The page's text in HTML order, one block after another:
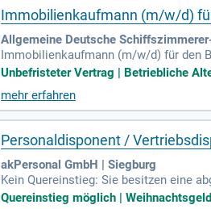
Immobilienkaufmann (m/w/d)
Allgemeine Deutsche
Immobilienkaufmann (m/w/d) für den
ungen; Steuerung und Kontrolle von
Unbefristeter Vertrag | Betriebliche
mehr erfahren
Personaldisponent /
akPersonal GmbH | Siegburg
Kein Quereinstieg: Sie besitzen eine
Qualifikation mit einschlägiger
Quereinstieg möglich |